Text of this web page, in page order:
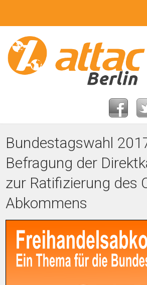
Bundestagswahl
Befragung der
zur Ratifizierung des
Abkommens